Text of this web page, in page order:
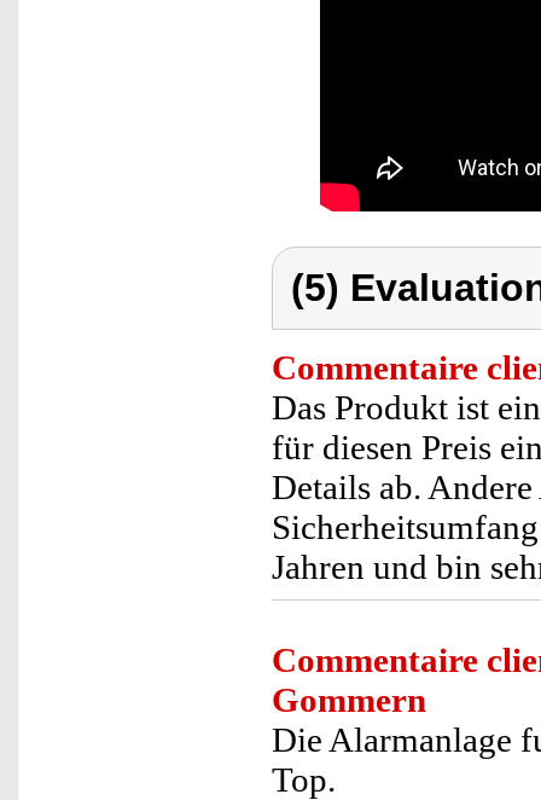
(5)
Commentaire
Das Produkt ist
für diesen Preis
Details ab.
Jahren und bin
Commentaire
Gommern
Die Alarmanlage
Top.